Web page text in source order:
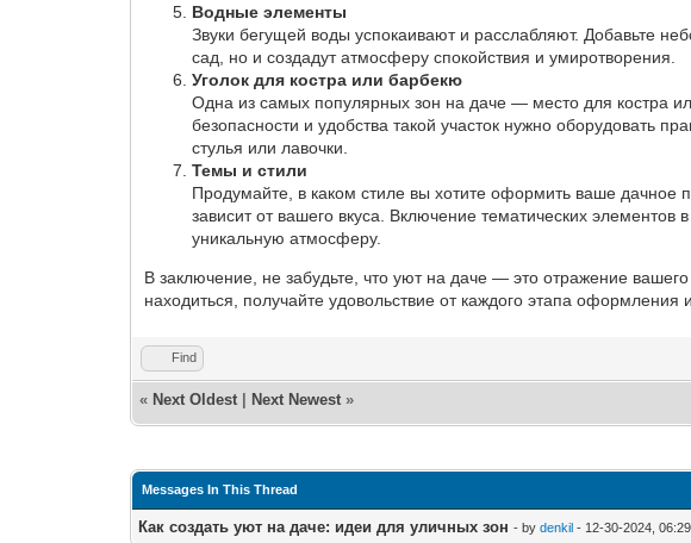
Водные элементы
Звуки бегущей воды успокаивают и расслабляют. Добавьте
сад, но и создадут атмосферу спокойствия и умиротворения.
Уголок для костра или барбекю
Одна из самых популярных зон на даче — место для костра
безопасности и удобства такой участок нужно оборудовать
стулья или лавочки.
Темы и стили
Продумайте, в каком стиле вы хотите оформить ваше дачное
зависит от вашего вкуса. Включение тематических
уникальную атмосферу.
В заключение, не забудьте, что уют на даче — это отражение
находиться, получайте удовольствие от каждого этапа
Find
« Next Oldest Next Newest »
Messages In This Thread
Как создать уют на даче: идеи для уличных зон - bydenkil - 12-30-2024,